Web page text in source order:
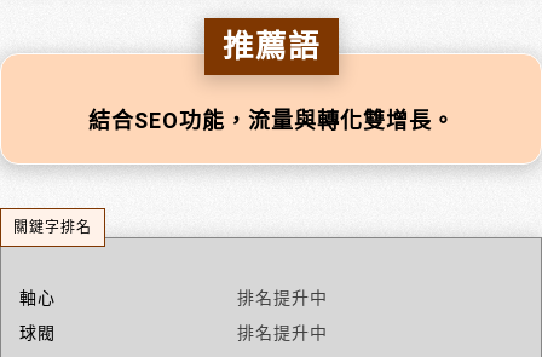
推薦語
結合SEO功能，流量與轉化雙增長。
關鍵字排名
軸心
排名提升中
球閥
排名提升中